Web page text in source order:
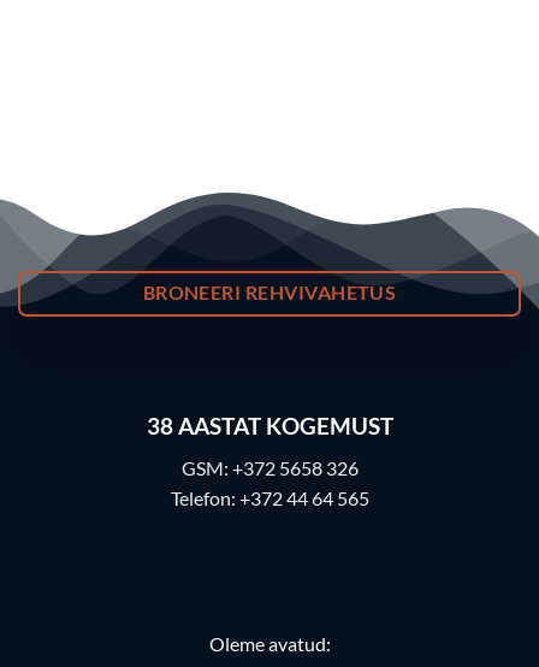
BRONEERI REHVIVAHETUS
38AASTAT KOGEMUST
GSM: +372 5658 326
Telefon: +372 44 64 565
Oleme avatud: